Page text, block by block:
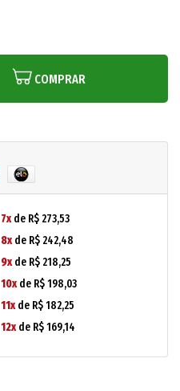
COMPRAR
7xde R$ 273,53
8xde R$ 242,48
9xde R$ 218,25
10xde R$ 198,03
11xde R$ 182,25
12xde R$ 169,14